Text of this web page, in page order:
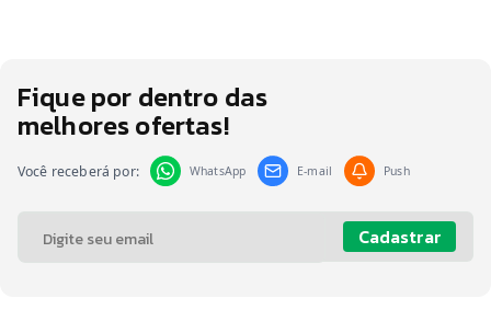
Fique por dentro das
melhores ofertas!
Você receberá por: WhatsApp E-mail Push
Cadastrar